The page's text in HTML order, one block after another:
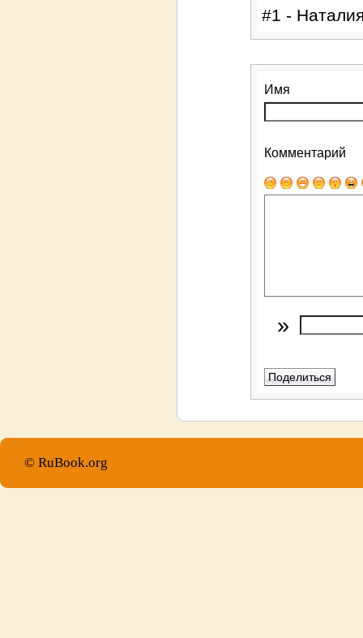
#1 -
Имя
Комментарий
»
© RuBook.org